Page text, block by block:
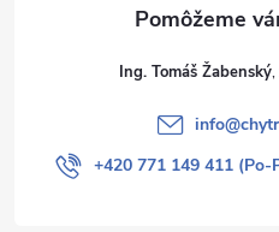
Ing. Tomáš Žabenský
info@
+420 771 149 411 (Po-